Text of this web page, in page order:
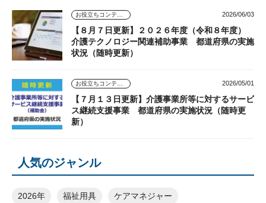
お役立ちコンテンツ 2026/06/03
【８月７日更新】２０２６年度（令和８年度）
介護テクノロジー関連補助事業 都道府県の実施
状況（随時更新）
お役立ちコンテンツ 2026/05/01
【７月１３日更新】介護事業所等に対するサービ
ス継続支援事業 都道府県の実施状況（随時更
新）
人気のジャンル
2026年 福祉用具 ケアマネジャー